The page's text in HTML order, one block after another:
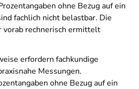
ohne Bezug auf ein
fachlich nicht belastbar. Die
vorab rechnerisch ermittelt
erfordern fachkundige
Messungen.
ohne Bezug auf ein